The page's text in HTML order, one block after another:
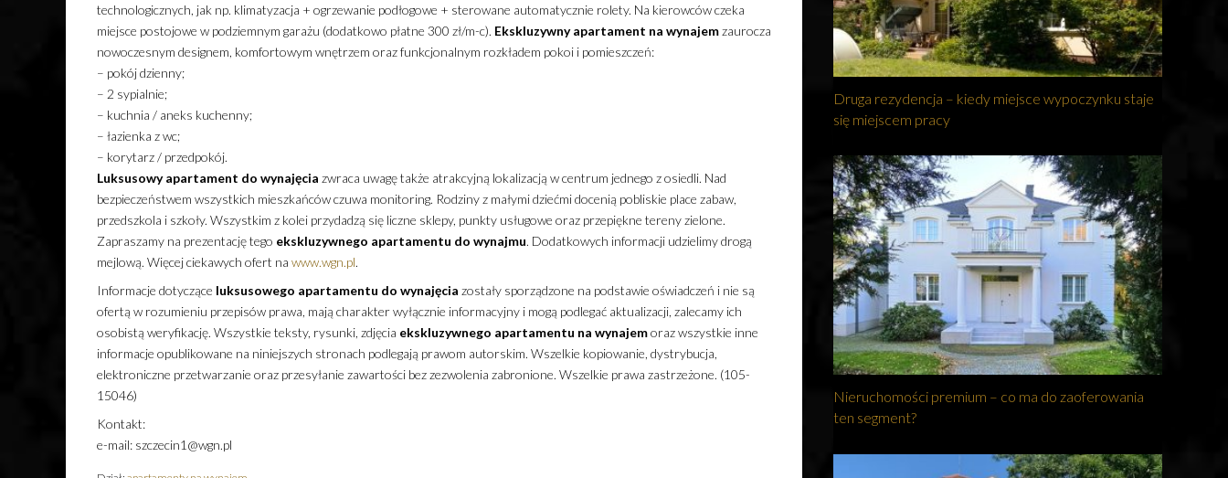
technologicznych, jak np. klimatyzacja + ogrzewanie podłogowe + sterowane automatycznie rolety. Na kierowców czeka
miejsce postojowe w podziemnym garażu (dodatkowo płatne 300 zł/m-c). Ekskluzywny apartament na wynajemzaurocza
nowoczesnym designem, komfortowym wnętrzem oraz funkcjonalnym rozkładem pokoi i pomieszczeń:
– pokój dzienny;
– 2 sypialnie;
– kuchnia / aneks kuchenny;
– łazienka z wc;
– korytarz / przedpokój.
Luksusowy apartament do wynajęcia zwraca uwagę także atrakcyjną lokalizacją w centrum jednego z osiedli. Nad
bezpieczeństwem wszystkich mieszkańców czuwa monitoring. Rodziny z małymi dziećmi docenią pobliskie place zabaw,
przedszkola i szkoły. Wszystkim z kolei przydadzą się liczne sklepy, punkty usługowe oraz przepiękne tereny zielone.
Zapraszamy na prezentację tego ekskluzywnego apartamentu do wynajmu. Dodatkowych informacji udzielimy drogą
mejlową. Więcej ciekawych ofert na www.wgn.pl.
Informacje dotyczące luksusowego apartamentu do wynajęcia zostały sporządzone na podstawie oświadczeń i nie są
ofertą w rozumieniu przepisów prawa, mają charakter wyłącznie informacyjny i mogą podlegać aktualizacji, zalecamy ich
osobistą weryfikację. Wszystkie teksty, rysunki, zdjęcia ekskluzywnego apartamentu na wynajemoraz wszystkie inne
informacje opublikowane na niniejszych stronach podlegają prawom autorskim. Wszelkie kopiowanie, dystrybucja,
elektroniczne przetwarzanie oraz przesyłanie zawartości bez zezwolenia zabronione. Wszelkie prawa zastrzeżone. (105-
15046)
Kontakt:
e-mail: szczecin1@wgn.pl
Druga rezydencja – kiedy miejsce wypoczynku staje
się miejscem pracy
Nieruchomości premium – co ma do zaoferowania
ten segment?